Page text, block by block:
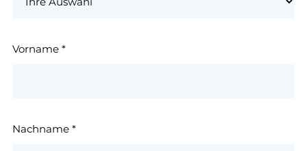
Vorname *
Nachname *